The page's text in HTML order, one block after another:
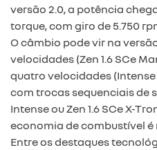
versão 2.0, a potência
torque, com giro de 5.750
O câmbio pode vir na
velocidades (Zen 1.6 SCe
quatro velocidades
com trocas sequenciais de
Intense ou Zen 1.6 SCe X-
economia de combustível é
Entre os destaques